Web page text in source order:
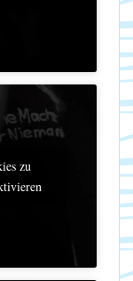
zu